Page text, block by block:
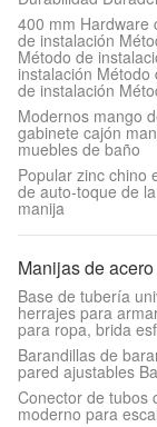
400 mm Hardware
de instalación
Método de
instalación
de instalación
Modernos mango
gabinete cajón
muebles de baño
Popular zinc chino
de auto-toque de
manija
Manijas de
Base de tubería
herrajes para
para ropa, brida
Barandillas de
pared ajustables
Conector de tubos
moderno para